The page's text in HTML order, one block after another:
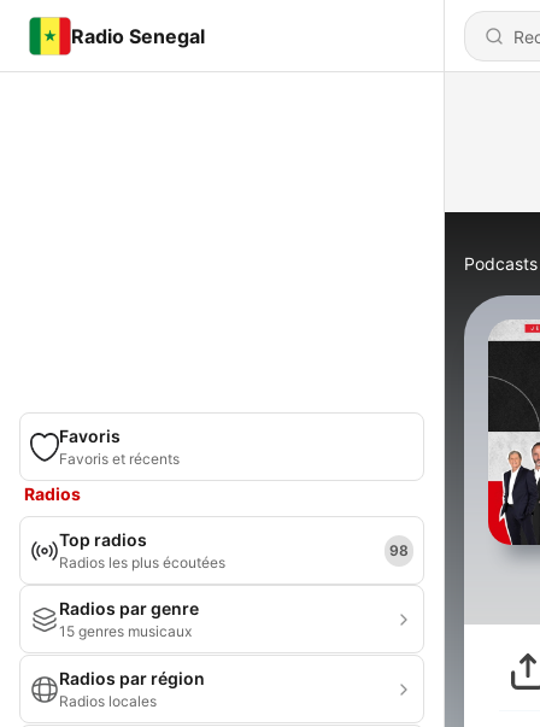
Radio Senegal
Favoris
Favoris et récents
Radios
Top radios
Radios les plus écoutées
98
Radios par genre
15 genres musicaux
Radios par région
Radios locales
Podcasts